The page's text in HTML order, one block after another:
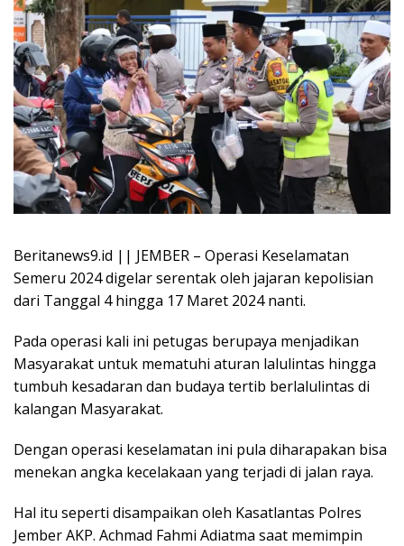
Beritanews9.id || JEMBER – Operasi Keselamatan
Semeru 2024 digelar serentak oleh jajaran kepolisian
dari Tanggal 4 hingga 17 Maret 2024 nanti.
Pada operasi kali ini petugas berupaya menjadikan
Masyarakat untuk mematuhi aturan lalulintas hingga
tumbuh kesadaran dan budaya tertib berlalulintas di
kalangan Masyarakat.
Dengan operasi keselamatan ini pula diharapakan bisa
menekan angka kecelakaan yang terjadi di jalan raya.
Hal itu seperti disampaikan oleh Kasatlantas Polres
Jember AKP. Achmad Fahmi Adiatma saat memimpin